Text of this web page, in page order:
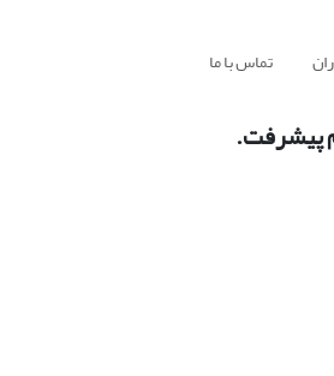
تماس با ما
پیشرفت.